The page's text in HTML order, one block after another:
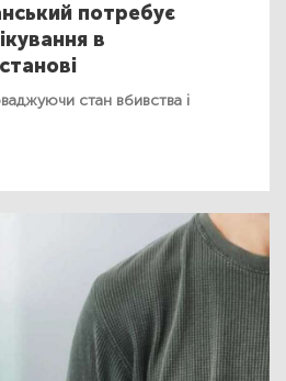
потребує
в
стан вбивства і